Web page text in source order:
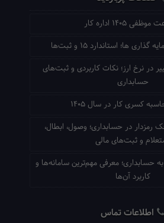
۱۴۰۵ اداره کار
ها؛ استاندارد ۱۵ و ثبت‌ها
در نرخ ارز؛ نکات کاربردی و ثبت‌های
حسابداری
کسری کار در سال ۱۴۰۵
رمزدار در حسابداری؛ وصول، ابطال،
و ثبت‌های مالی
حسابداری؛ معرفی مهم‌ترین سامانه‌ها و
کاربرد آن‌ها
اطلاعات تماس